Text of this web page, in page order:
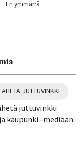
En ymmärrä
JUTTUVINKKI
juttuvinkki
kaupunki -mediaan.